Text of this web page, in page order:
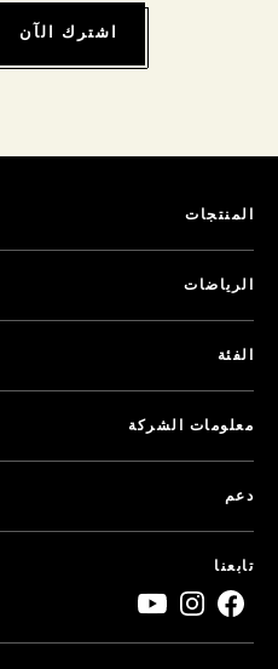
اشترك الآن
المنتجات
الرياضات
الفئة
معلومات الشركة
دعم
تابعنا